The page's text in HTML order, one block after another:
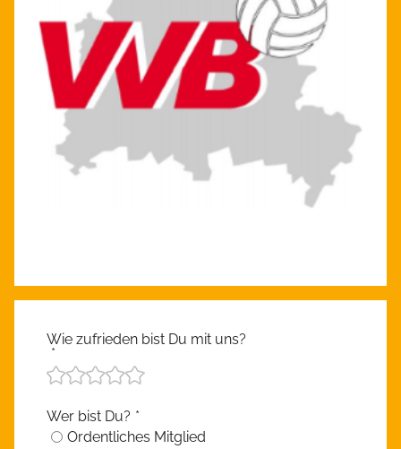
Wie zufrieden bist Du mit uns?
*
Wer bist Du? *
Ordentliches Mitglied